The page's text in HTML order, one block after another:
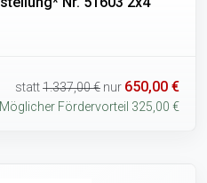
statt1.337,00 € nur 650,00 €
Möglicher Fördervorteil 325,00 €